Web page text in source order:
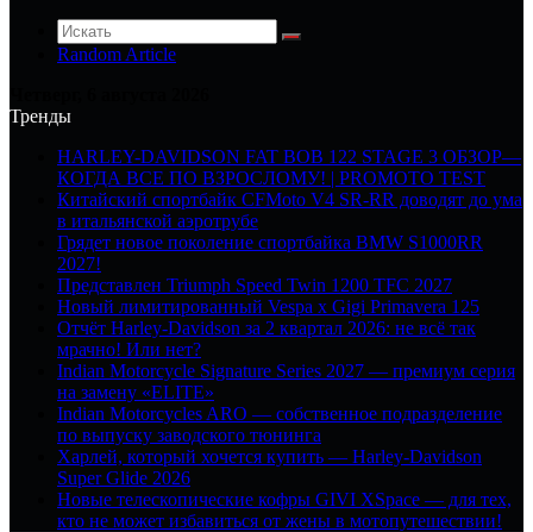
Random Article
Тренды
HARLEY-DAVIDSON FAT BOB 122 STAGE 3 ОБЗОР—
КОГДА ВСЕ ПО ВЗРОСЛОМУ! | PROMOTO TEST
Китайский спортбайк CFMoto V4 SR-RR доводят до ума
в итальянской аэротрубе
Грядет новое поколение спортбайка BMW S1000RR
2027!
Представлен Triumph Speed Twin 1200 TFC 2027
Новый лимитированный Vespa x Gigi Primavera 125
Отчёт Harley-Davidson за 2 квартал 2026: не всё так
мрачно! Или нет?
Indian Motorcycle Signature Series 2027 — премиум серия
на замену «ELITE»
Indian Motorcycles ARO — собственное подразделение
по выпуску заводского тюнинга
Харлей, который хочется купить — Harley-Davidson
Super Glide 2026
Новые телескопические кофры GIVI XSpace — для тех,
кто не может избавиться от жены в мотопутешествии!